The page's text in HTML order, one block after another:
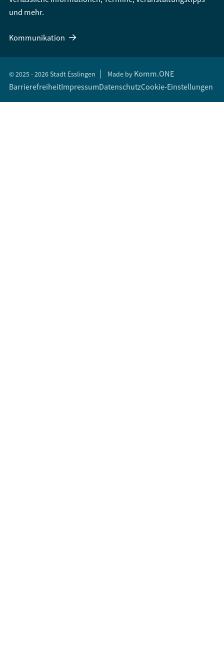
und mehr.
Kommunikation
© 2025 - 2026 Stadt Esslingen Made by Komm.ONE
BarrierefreiheitImpressumDatenschutzCookie-Einstellungen